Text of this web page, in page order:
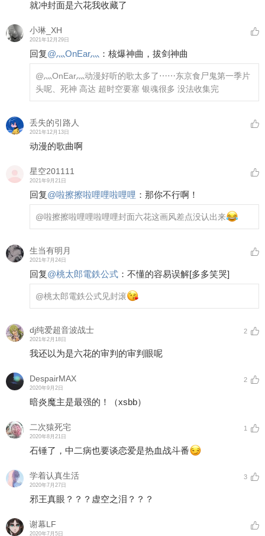
就冲封面是六花我收藏了
小琳_XH
2021年12月29日
回复@灬OnEar灬 ： 核爆神曲，拔剑神曲
@灬OnEar灬动漫好听的歌太多了⋯⋯东京食尸鬼第一季片
头呢、死神 高达 超时空要塞 银魂很多 没法收集完
丢失的引路人
2021年12月13日
动漫的歌曲啊
星空201111
2021年9月21日
回复@啦擦擦啦哩哩啦哩哩 ： 那你不行啊！
@啦擦擦啦哩哩啦哩哩封面六花这画风差点没认出来
生当有明月
2021年7月24日
回复@桃太郎電鉄公式 ： 不懂的容易误解[多多笑哭]
@桃太郎電鉄公式见封滚
dj纯爱超音波战士
2021年2月18日
2
我还以为是六花的审判的审判眼呢
DespairMAX
2020年9月2日
2
暗炎魔主是最强的！（xsbb）
二次猿死宅
2020年8月21日
1
石锤了，中二病也要谈恋爱是热血战斗番
学着认真生活
2020年7月27日
3
邪王真眼？？？虚空之泪？？？
谢幕LF
2020年7月5日